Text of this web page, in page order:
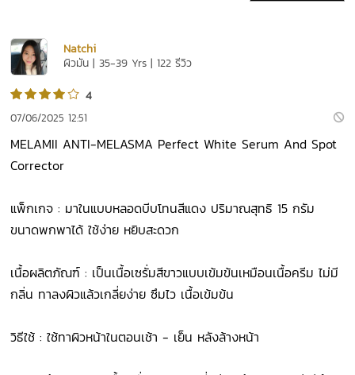
Natchi
ผิวมัน | 35-39 Yrs | 122 รีวิว
4
07/06/2025 12:51
MELAMII ANTI-MELASMA Perfect White Serum And Spot
Corrector
แพ็กเกจ : มาในแบบหลอดบีบโทนสีแดง ปริมาณสุทธิ 15 กรัม
ขนาดพกพาได้ ใช้ง่าย หยิบสะดวก
เนื้อผลิตภัณฑ์ : เป็นเนื้อเซรั่มสีขาวแบบเข้มข้นเหมือนเนื้อครีม ไม่มี
กลิ่น ทาลงผิวแล้วเกลี่ยง่าย ซึมไว เนื้อเข้มข้น
วิธีใช้ : ใช้ทาผิวหน้าในตอนเช้า - เย็น หลังล้างหน้า